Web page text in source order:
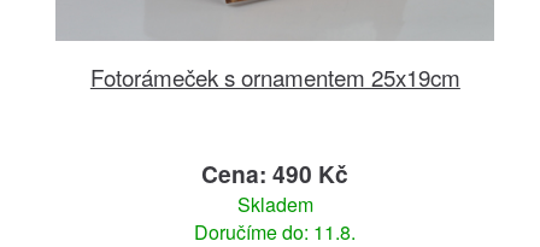
Fotorámeček s ornamentem 25x19cm
Cena: 490 Kč
Skladem
Doručíme do: 11.8.